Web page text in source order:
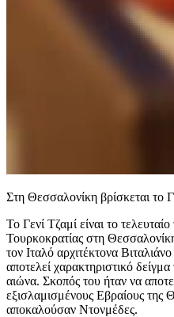
Στη Θεσσαλονίκη βρίσκεται το
Το Γενί Τζαμί είναι το
Τουρκοκρατίας στη
τον Ιταλό αρχιτέκτονα
αποτελεί χαρακτηριστικό
αιώνα. Σκοπός του ήταν να
εξισλαμισμένους Εβραίους της
αποκαλούσαν Ντονμέδες.